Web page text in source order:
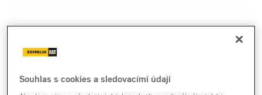
na dotaz bez DPH
Souhlas s cookies a sledovacími údaji